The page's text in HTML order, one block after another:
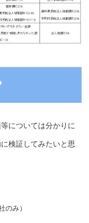
については分かりに
検証してみたいと思
のみ）